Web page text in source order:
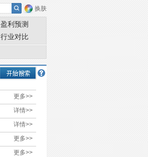
换肤
盈利预测
行业对比
更多>>
详情>>
详情>>
更多>>
更多>>